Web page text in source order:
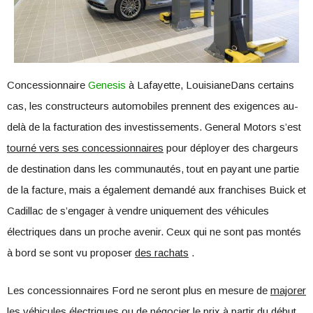
Concessionnaire Genesis à Lafayette, LouisianeDans certains
cas, les constructeurs automobiles prennent des exigences au-
delà de la facturation des investissements. General Motors s’est
tourné vers ses concessionnaires pour déployer des chargeurs
de destination dans les communautés, tout en payant une partie
de la facture, mais a également demandé aux franchises Buick et
Cadillac de s’engager à vendre uniquement des véhicules
électriques dans un proche avenir. Ceux qui ne sont pas montés
à bord se sont vu proposer des rachats .
Les concessionnaires Ford ne seront plus en mesure de majorer